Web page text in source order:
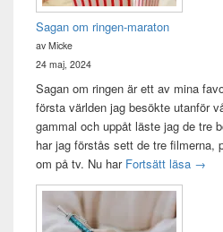
Sagan om ringen-maraton
av Micke
24 maj, 2024
Sagan om ringen är ett av mina
första världen jag besökte utanför
gammal och uppåt läste jag de tre
har jag förstås sett de tre filmerna,
om på tv. Nu har Fortsätt läsa →